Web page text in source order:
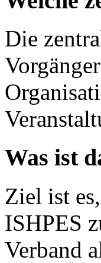
Die
Was ist
Ziel ist
ISHPES
Verband